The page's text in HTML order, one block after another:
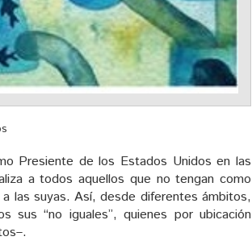
Presiente de los Estados Unidos en las
a todos aquellos que no tengan como
las suyas. Así, desde diferentes ámbitos,
sus “no iguales”, quienes por ubicación